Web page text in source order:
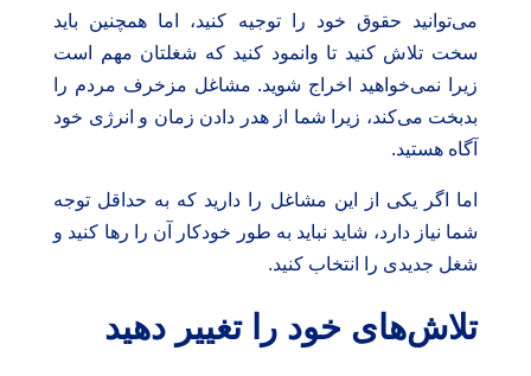
می‌توانید حقوق خود را توجیه کنید، اما همچنین باید
سخت تلاش کنید تا وانمود کنید که شغلتان مهم است
زیرا نمی‌خواهید اخراج شوید. مشاغل مزخرف مردم را
بدبخت می‌کند، زیرا شما از هدر دادن زمان و انرژی خود
آگاه هستید.
اما اگر یکی از این مشاغل را دارید که به حداقل توجه
شما نیاز دارد، شاید نباید به طور خودکار آن را رها کنید و
شغل جدیدی را انتخاب کنید.
تلاش‌های خود را تغییر دهید